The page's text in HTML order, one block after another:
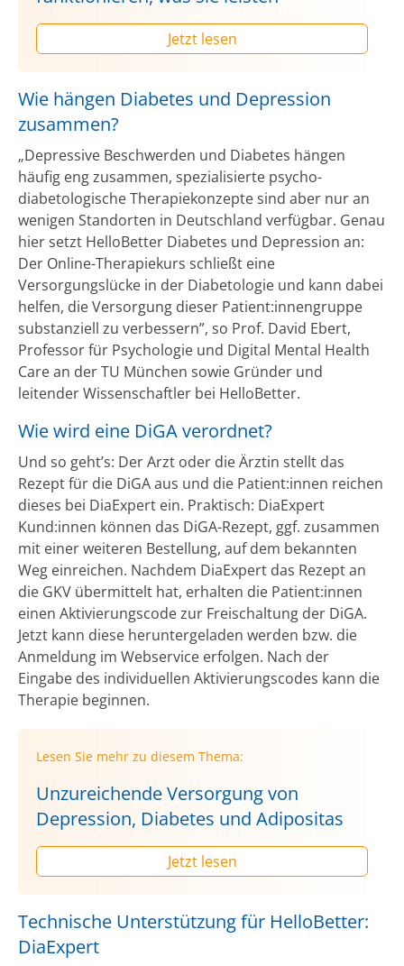
Jetzt lesen
Wie hängen Diabetes und Depression
zusammen?
„Depressive Beschwerden und Diabetes hängen
häufig eng zusammen, spezialisierte psycho-
diabetologische Therapiekonzepte sind aber nur an
wenigen Standorten in Deutschland verfügbar. Genau
hier setzt HelloBetter Diabetes und Depression an:
Der Online-Therapiekurs schließt eine
Versorgungslücke in der Diabetologie und kann dabei
helfen, die Versorgung dieser Patient:innengruppe
substanziell zu verbessern”, so Prof. David Ebert,
Professor für Psychologie und Digital Mental Health
Care an der TU München sowie Gründer und
leitender Wissenschaftler bei HelloBetter.
Wie wird eine DiGA verordnet?
Und so geht’s: Der Arzt oder die Ärztin stellt das
Rezept für die DiGA aus und die Patient:innen reichen
dieses bei DiaExpert ein. Praktisch: DiaExpert
Kund:innen können das DiGA-Rezept, ggf. zusammen
mit einer weiteren Bestellung, auf dem bekannten
Weg einreichen. Nachdem DiaExpert das Rezept an
die GKV übermittelt hat, erhalten die Patient:innen
einen Aktivierungscode zur Freischaltung der DiGA.
Jetzt kann diese heruntergeladen werden bzw. die
Anmeldung im Webservice erfolgen. Nach der
Eingabe des individuellen Aktivierungscodes kann die
Therapie beginnen.
Lesen Sie mehr zu diesem Thema:
Unzureichende Versorgung von
Depression, Diabetes und Adipositas
Jetzt lesen
Technische Unterstützung für HelloBetter:
DiaExpert